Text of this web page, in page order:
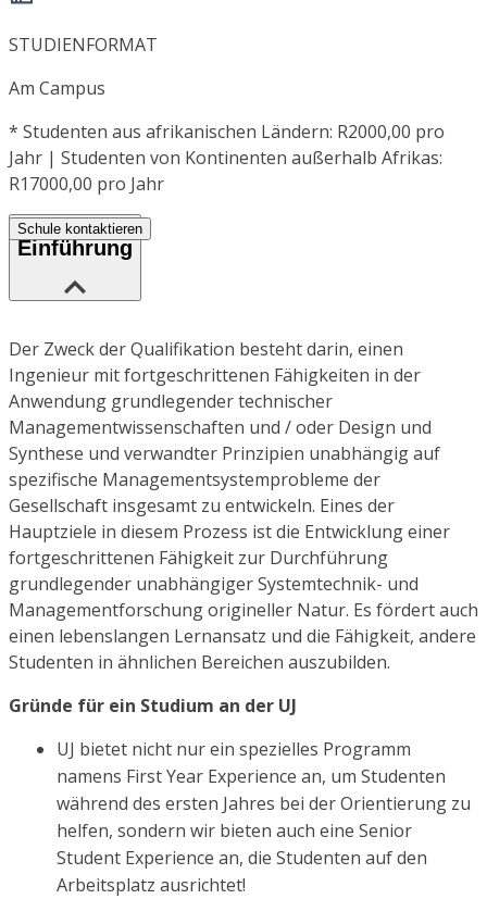
STUDIENFORMAT
Am Campus
* Studenten aus afrikanischen Ländern: R2000,00 pro
Jahr | Studenten von Kontinenten außerhalb Afrikas:
R17000,00 pro Jahr
Schule kontaktieren
Einführung
Der Zweck der Qualifikation besteht darin, einen
Ingenieur mit fortgeschrittenen Fähigkeiten in der
Anwendung grundlegender technischer
Managementwissenschaften und / oder Design und
Synthese und verwandter Prinzipien unabhängig auf
spezifische Managementsystemprobleme der
Gesellschaft insgesamt zu entwickeln. Eines der
Hauptziele in diesem Prozess ist die Entwicklung einer
fortgeschrittenen Fähigkeit zur Durchführung
grundlegender unabhängiger Systemtechnik- und
Managementforschung origineller Natur. Es fördert auch
einen lebenslangen Lernansatz und die Fähigkeit, andere
Studenten in ähnlichen Bereichen auszubilden.
Gründe für ein Studium an der UJ
UJ bietet nicht nur ein spezielles Programm
namens First Year Experience an, um Studenten
während des ersten Jahres bei der Orientierung zu
helfen, sondern wir bieten auch eine Senior
Student Experience an, die Studenten auf den
Arbeitsplatz ausrichtet!